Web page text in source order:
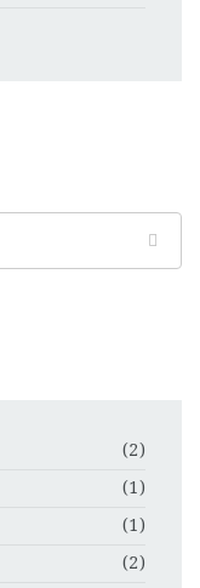
(2)
(1)
(1)
(2)